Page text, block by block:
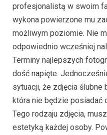
profesjonalistą w swoim
wykona powierzone mu
możliwym poziomie. Nie
odpowiednio wcześniej
Terminy najlepszych
dość napięte.
sytuacji, że zdjęcia ślubne
która nie będzie posiadać
Tego rodzaju zdjęcia,
estetyką każdej osoby.